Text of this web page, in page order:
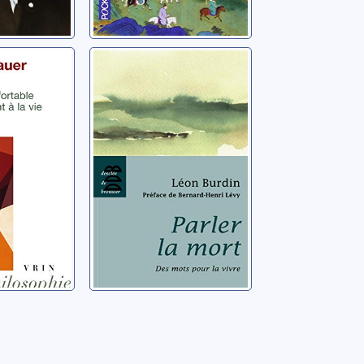
Du
Parler la mort:
des mots pour la
vivre
Burdin, Léon